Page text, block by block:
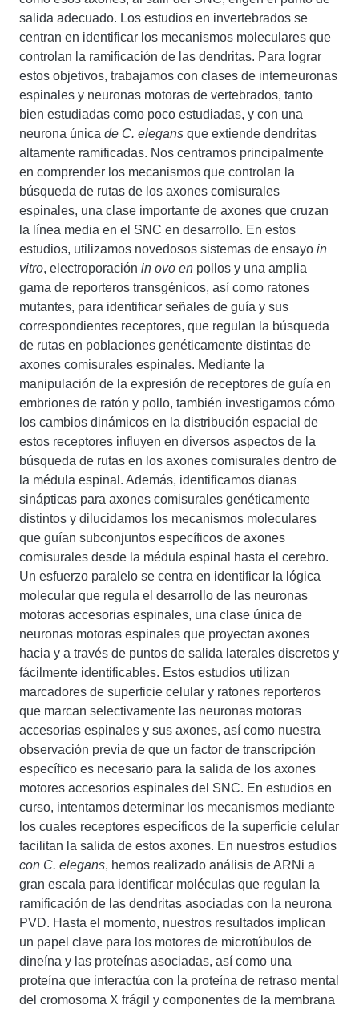
salida adecuado. Los estudios en invertebrados se
centran en identificar los mecanismos moleculares que
controlan la ramificación de las dendritas. Para lograr
estos objetivos, trabajamos con clases de interneuronas
espinales y neuronas motoras de vertebrados, tanto
bien estudiadas como poco estudiadas, y con una
neurona única de C. elegans que extiende dendritas
altamente ramificadas. Nos centramos principalmente
en comprender los mecanismos que controlan la
búsqueda de rutas de los axones comisurales
espinales, una clase importante de axones que cruzan
la línea media en el SNC en desarrollo. En estos
estudios, utilizamos novedosos sistemas de ensayo in
vitro, electroporación in ovo en pollos y una amplia
gama de reporteros transgénicos, así como ratones
mutantes, para identificar señales de guía y sus
correspondientes receptores, que regulan la búsqueda
de rutas en poblaciones genéticamente distintas de
axones comisurales espinales. Mediante la
manipulación de la expresión de receptores de guía en
embriones de ratón y pollo, también investigamos cómo
los cambios dinámicos en la distribución espacial de
estos receptores influyen en diversos aspectos de la
búsqueda de rutas en los axones comisurales dentro de
la médula espinal. Además, identificamos dianas
sinápticas para axones comisurales genéticamente
distintos y dilucidamos los mecanismos moleculares
que guían subconjuntos específicos de axones
comisurales desde la médula espinal hasta el cerebro.
Un esfuerzo paralelo se centra en identificar la lógica
molecular que regula el desarrollo de las neuronas
motoras accesorias espinales, una clase única de
neuronas motoras espinales que proyectan axones
hacia y a través de puntos de salida laterales discretos y
fácilmente identificables. Estos estudios utilizan
marcadores de superficie celular y ratones reporteros
que marcan selectivamente las neuronas motoras
accesorias espinales y sus axones, así como nuestra
observación previa de que un factor de transcripción
específico es necesario para la salida de los axones
motores accesorios espinales del SNC. En estudios en
curso, intentamos determinar los mecanismos mediante
los cuales receptores específicos de la superficie celular
facilitan la salida de estos axones. En nuestros estudios
con C. elegans, hemos realizado análisis de ARNi a
gran escala para identificar moléculas que regulan la
ramificación de las dendritas asociadas con la neurona
PVD. Hasta el momento, nuestros resultados implican
un papel clave para los motores de microtúbulos de
dineína y las proteínas asociadas, así como una
proteína que interactúa con la proteína de retraso mental
del cromosoma X frágil y componentes de la membrana